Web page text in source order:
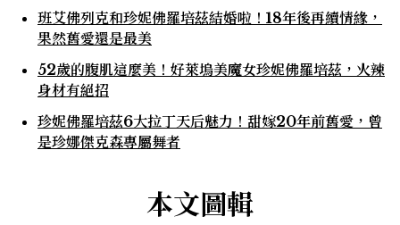
班艾佛列克和珍妮佛羅培茲結婚啦！18年後再續情緣，
果然舊愛還是最美
52歲的腹肌這麼美！好萊塢美魔女珍妮佛羅培茲，火辣
身材有絕招
珍妮佛羅培茲6大拉丁天后魅力！甜嫁20年前舊愛，曾
是珍娜傑克森專屬舞者
本文圖輯